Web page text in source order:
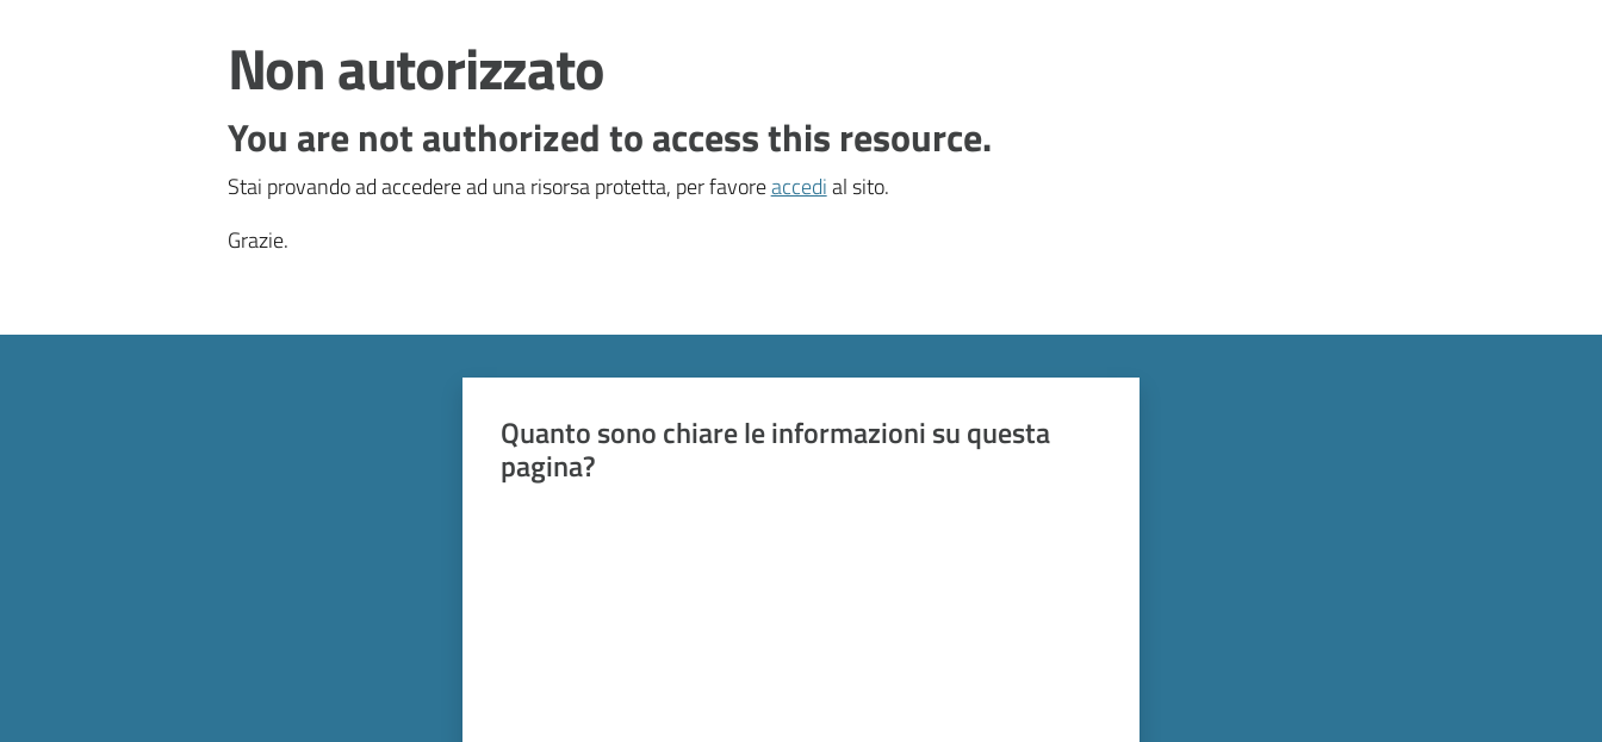
Non autorizzato
You are not authorized to access this resource.
Stai provando ad accedere ad una risorsa protetta, per favoreaccedial sito.
Grazie.
Quanto sono chiare le informazioni su questa
pagina?